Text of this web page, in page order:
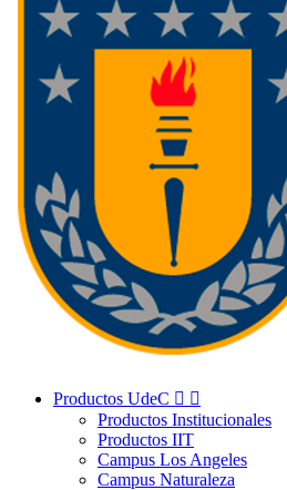
Productos UdeC  
Productos Institucionales
Productos IIT
Campus Los Angeles
Campus Naturaleza